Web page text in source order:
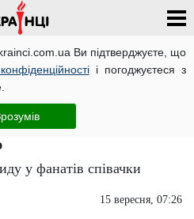
Ви підтверджуєте, що
і погоджуєтеся з
гола Оля
сценці для дорослих з
у фанатів співачки
15 вересня, 07:26